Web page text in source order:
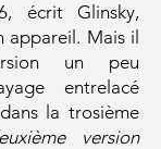
écrit Glinsky,
appareil. Mais il
un peu
entrelacé
la trosième
version